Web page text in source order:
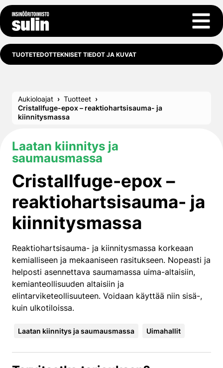
Siirry sisältöön
Avaa
TUOTETEDOTTEKNISET TIEDOT JA KUVAT
Aukioloajat
Tuotteet
Cristallfuge-epox – reaktiohartsi­sauma- ja
kiinnitysmassa
Laatan kiinnitys ja
saumausmassa
Cristallfuge-epox –
reaktiohartsi­sauma- ja
kiinnitysmassa
Reaktiohartsisauma- ja kiinnitysmassa korkeaan
kemialliseen ja mekaaniseen rasitukseen. Nopeasti ja
helposti asennettava saumamassa uima-altaisiin,
kemianteollisuuden altaisiin ja
elintarviketeollisuuteen. Voidaan käyttää niin sisä-,
kuin ulkotiloissa.
Laatan kiinnitys ja saumausmassa Uimahallit